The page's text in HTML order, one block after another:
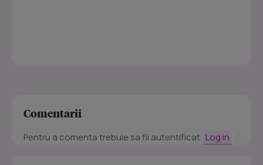
Comentarii
Pentru a comenta trebuie sa fii autentificat. Log in